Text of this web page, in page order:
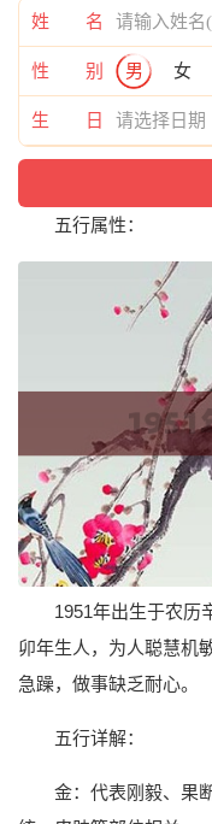
姓 名
性 别 男 女
生 日
五行属性：
1951年出生于农历
卯年生人，为人聪慧机
急躁，做事缺乏耐心。
五行详解：
金：代表刚毅、果